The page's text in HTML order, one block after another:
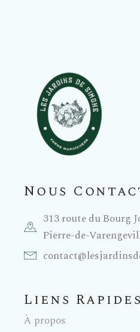
Nous
313 route du Bourg
Pierre-de-
Liens Rapides
À propos